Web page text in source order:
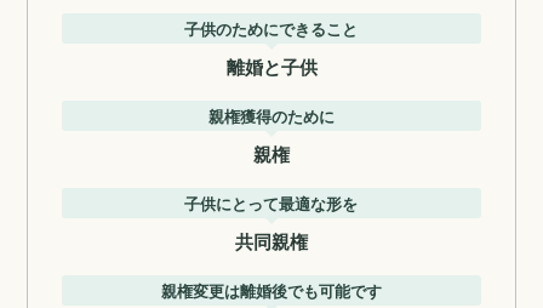
子供のためにできること
離婚と子供
親権獲得のために
親権
子供にとって最適な形を
共同親権
親権変更は離婚後でも可能です